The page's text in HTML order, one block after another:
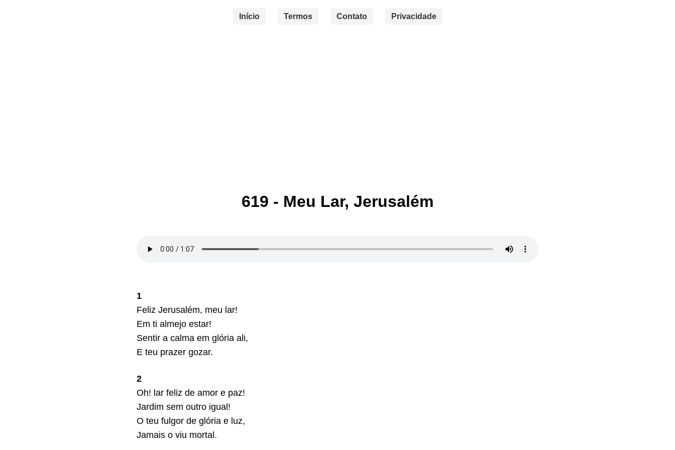
Início Termos Contato Privacidade
619 - Meu Lar, Jerusalém
1
Feliz Jerusalém, meu lar!
Em ti almejo estar!
Sentir a calma em glória ali,
E teu prazer gozar.
2
Oh! lar feliz de amor e paz!
Jardim sem outro igual!
O teu fulgor de glória e luz,
Jamais o viu mortal.